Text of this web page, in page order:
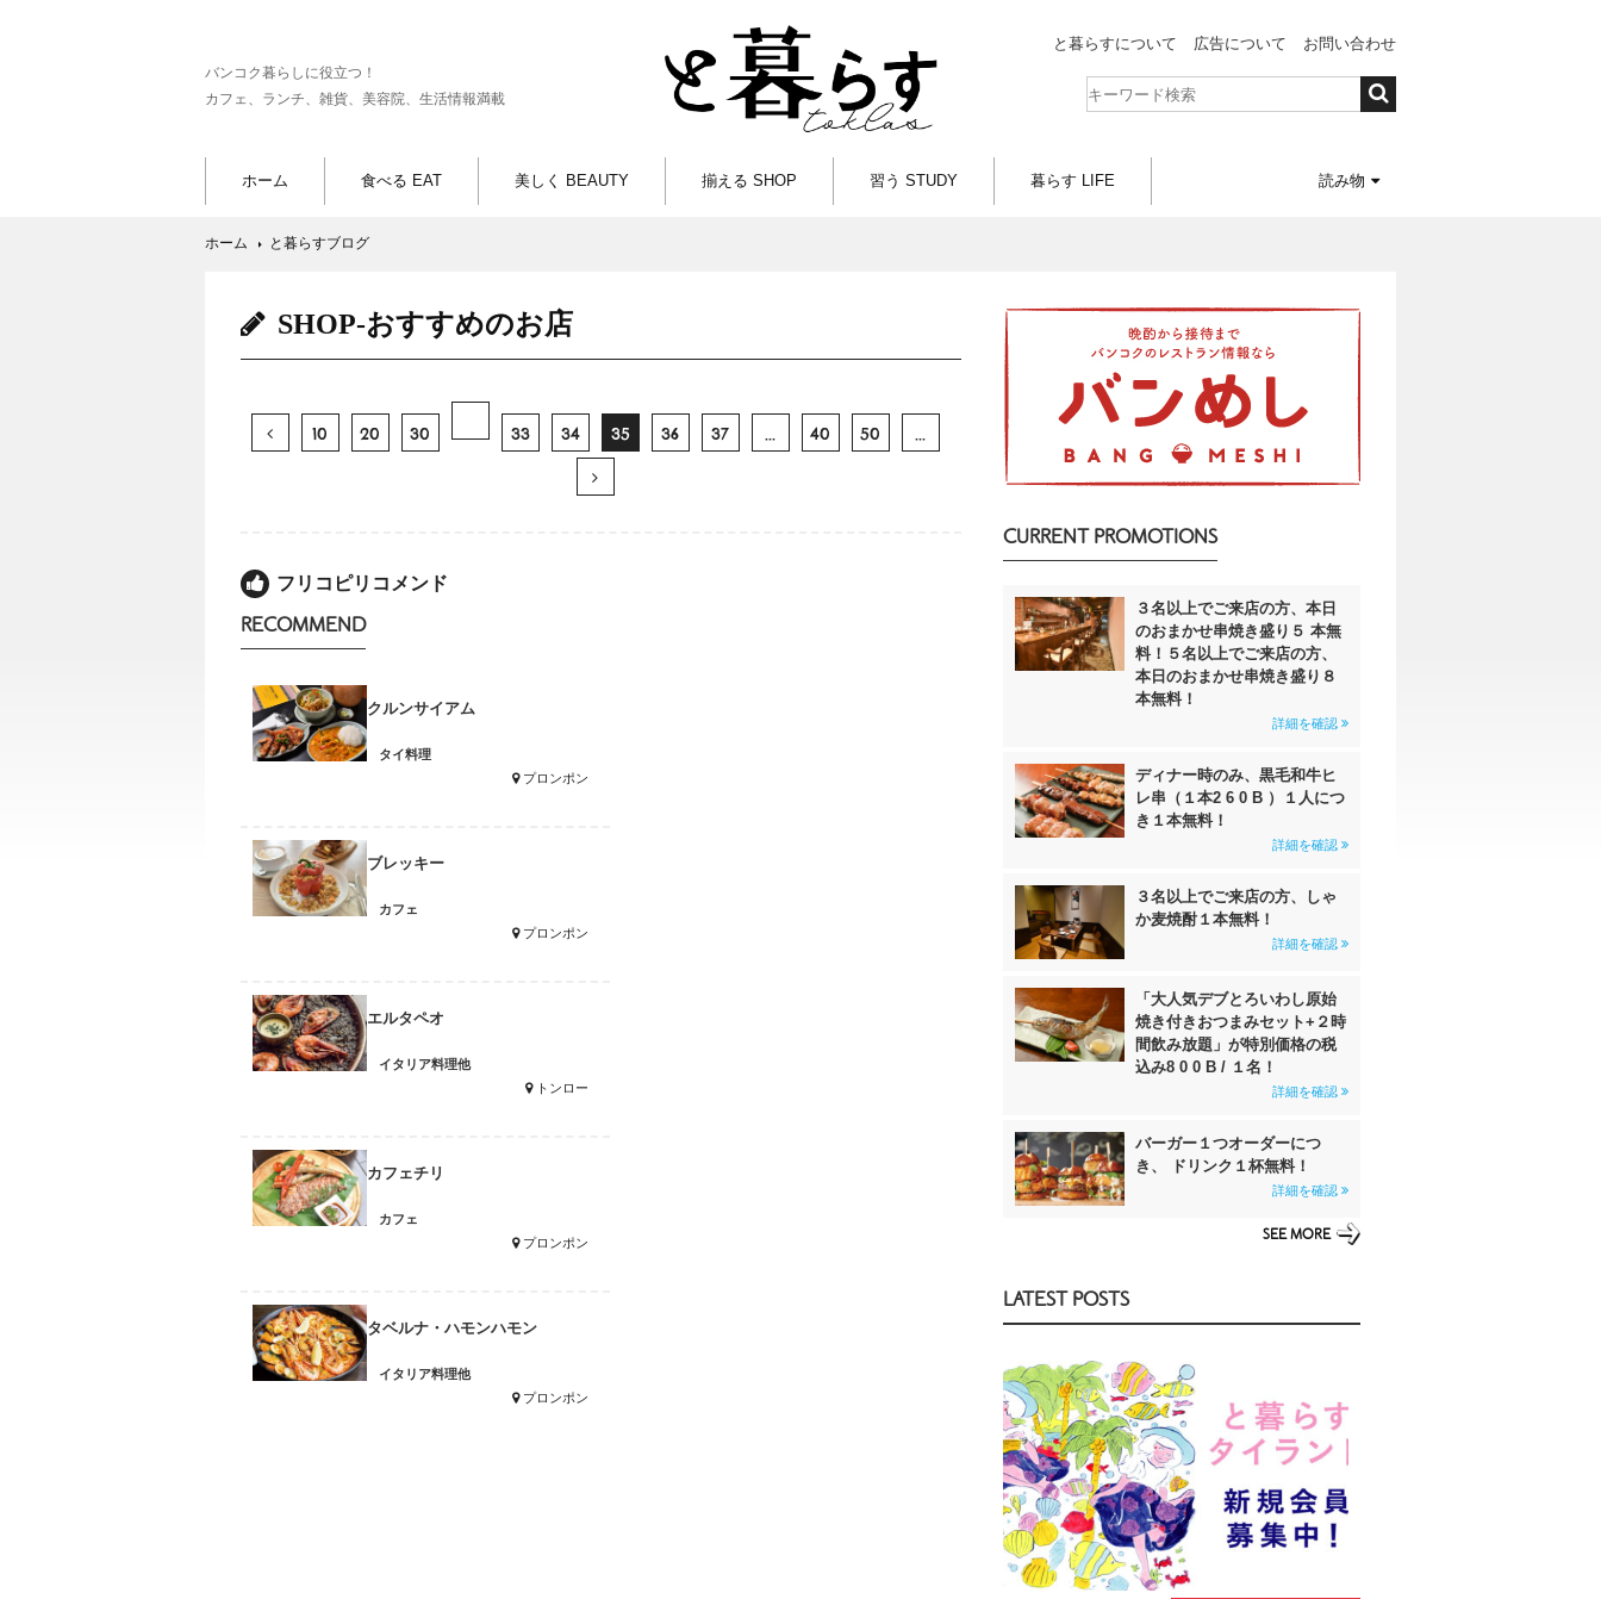
バンコク暮らしに役立つ！
カフェ、ランチ、雑貨、美容院、生活情報満載
と暮らすについて 広告について お問い合わせ
ホーム 食べる EAT 美しく BEAUTY 揃える SHOP 習う STUDY 暮らす LIFE 読み物
ホーム と暮らすブログ
SHOP-おすすめのお店
10 20 30 33 34 35 36 37 ... 40 50 ...
フリコピリコメンド
RECOMMEND
クルンサイアム
タイ料理
プロンポン
ブレッキー
カフェ
プロンポン
エルタペオ
イタリア料理他
トンロー
カフェチリ
カフェ
プロンポン
タベルナ・ハモンハモン
イタリア料理他
プロンポン
CURRENT PROMOTIONS
３名以上でご来店の方、本日
のおまかせ串焼き盛り５ 本無
料！５名以上でご来店の方、
本日のおまかせ串焼き盛り８
本無料！
詳細を確認
ディナー時のみ、黒毛和牛ヒ
レ串（１本2 6 0 B ）１人につ
き１本無料！
詳細を確認
３名以上でご来店の方、しゃ
か麦焼酎１本無料！
詳細を確認
「大人気デブとろいわし原始
焼き付きおつまみセット+２時
間飲み放題」が特別価格の税
込み8 0 0 B / １名！
詳細を確認
バーガー１つオーダーにつ
き、 ドリンク１杯無料！
詳細を確認
SEE MORE
LATEST POSTS